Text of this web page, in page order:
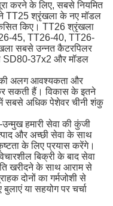
करने के लिए, सबसे नियमित
TT25 श्रृंखला के नए मॉडल
किए। TT26 श्रृंखला
45, TT26-40, TT26-
सबसे उन्नत कैटरपिलर
SD80-37x2 और मॉडल
अलग आवश्यकता और
सकती हैं। विकास के इतने
में सबसे अधिक पेशेवर चीनी शंकु
हमारी सेवा की कुंजी
और अच्छी सेवा के साथ
के लिए प्रयास करेंगे।
बिक्री के बाद सेवा
खरीदने के साथ आराम से
दोनों का गर्मजोशी से
या सहयोग पर चर्चा